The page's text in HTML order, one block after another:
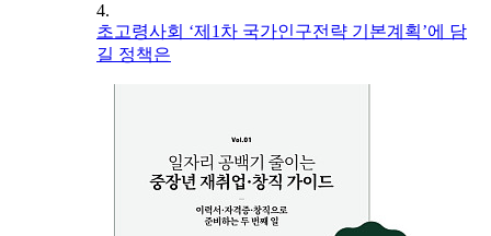
4.
초고령사회 ‘제1차 국가인구전략 기본계획’에 담
길 정책은